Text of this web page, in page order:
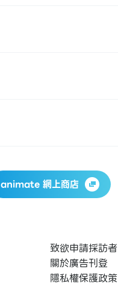
animate 網上商店
致欲申請採訪者
關於廣告刊登
隱私權保護政策